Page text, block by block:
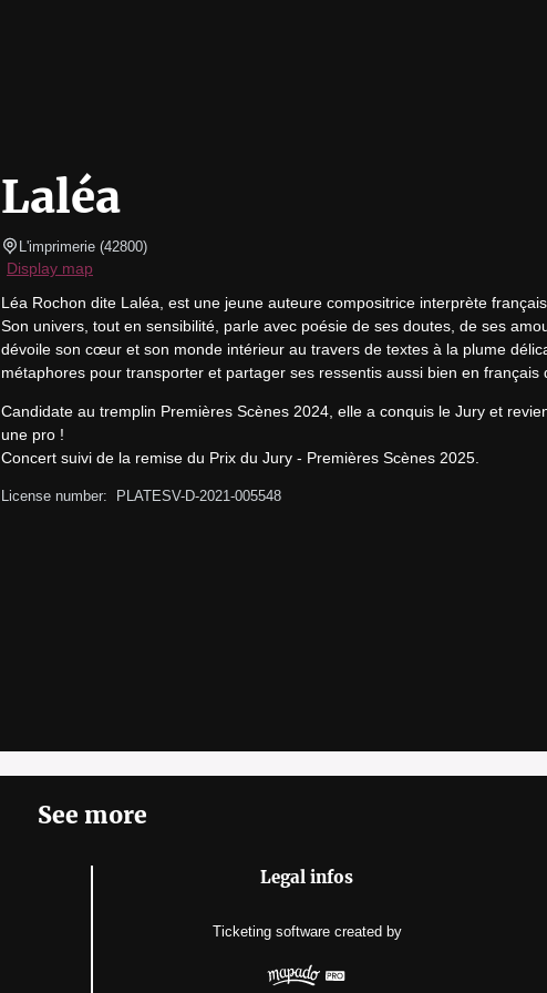
Laléa
L'imprimerie (42800)
Display map
Léa Rochon dite Laléa, est une jeune auteure compositrice interprète
Son univers, tout en sensibilité, parle avec poésie de ses doutes, de ses
dévoile son cœur et son monde intérieur au travers de textes à la plume
métaphores pour transporter et partager ses ressentis aussi bien en français
Candidate au tremplin Premières Scènes 2024, elle a conquis le Jury et
une pro !
Concert suivi de la remise du Prix du Jury - Premières Scènes 2025.
License number:  PLATESV-D-2021-005548
See more
Legal infos
Ticketing software created by